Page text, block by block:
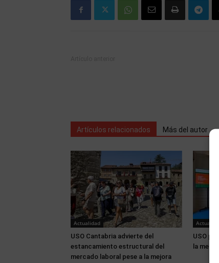
Artículos relacionados Más del autor
Actualidad
USO Cantabria advierte del
estancamiento estructural del
mercado laboral pese a la mejora
Actualidad
USO
la